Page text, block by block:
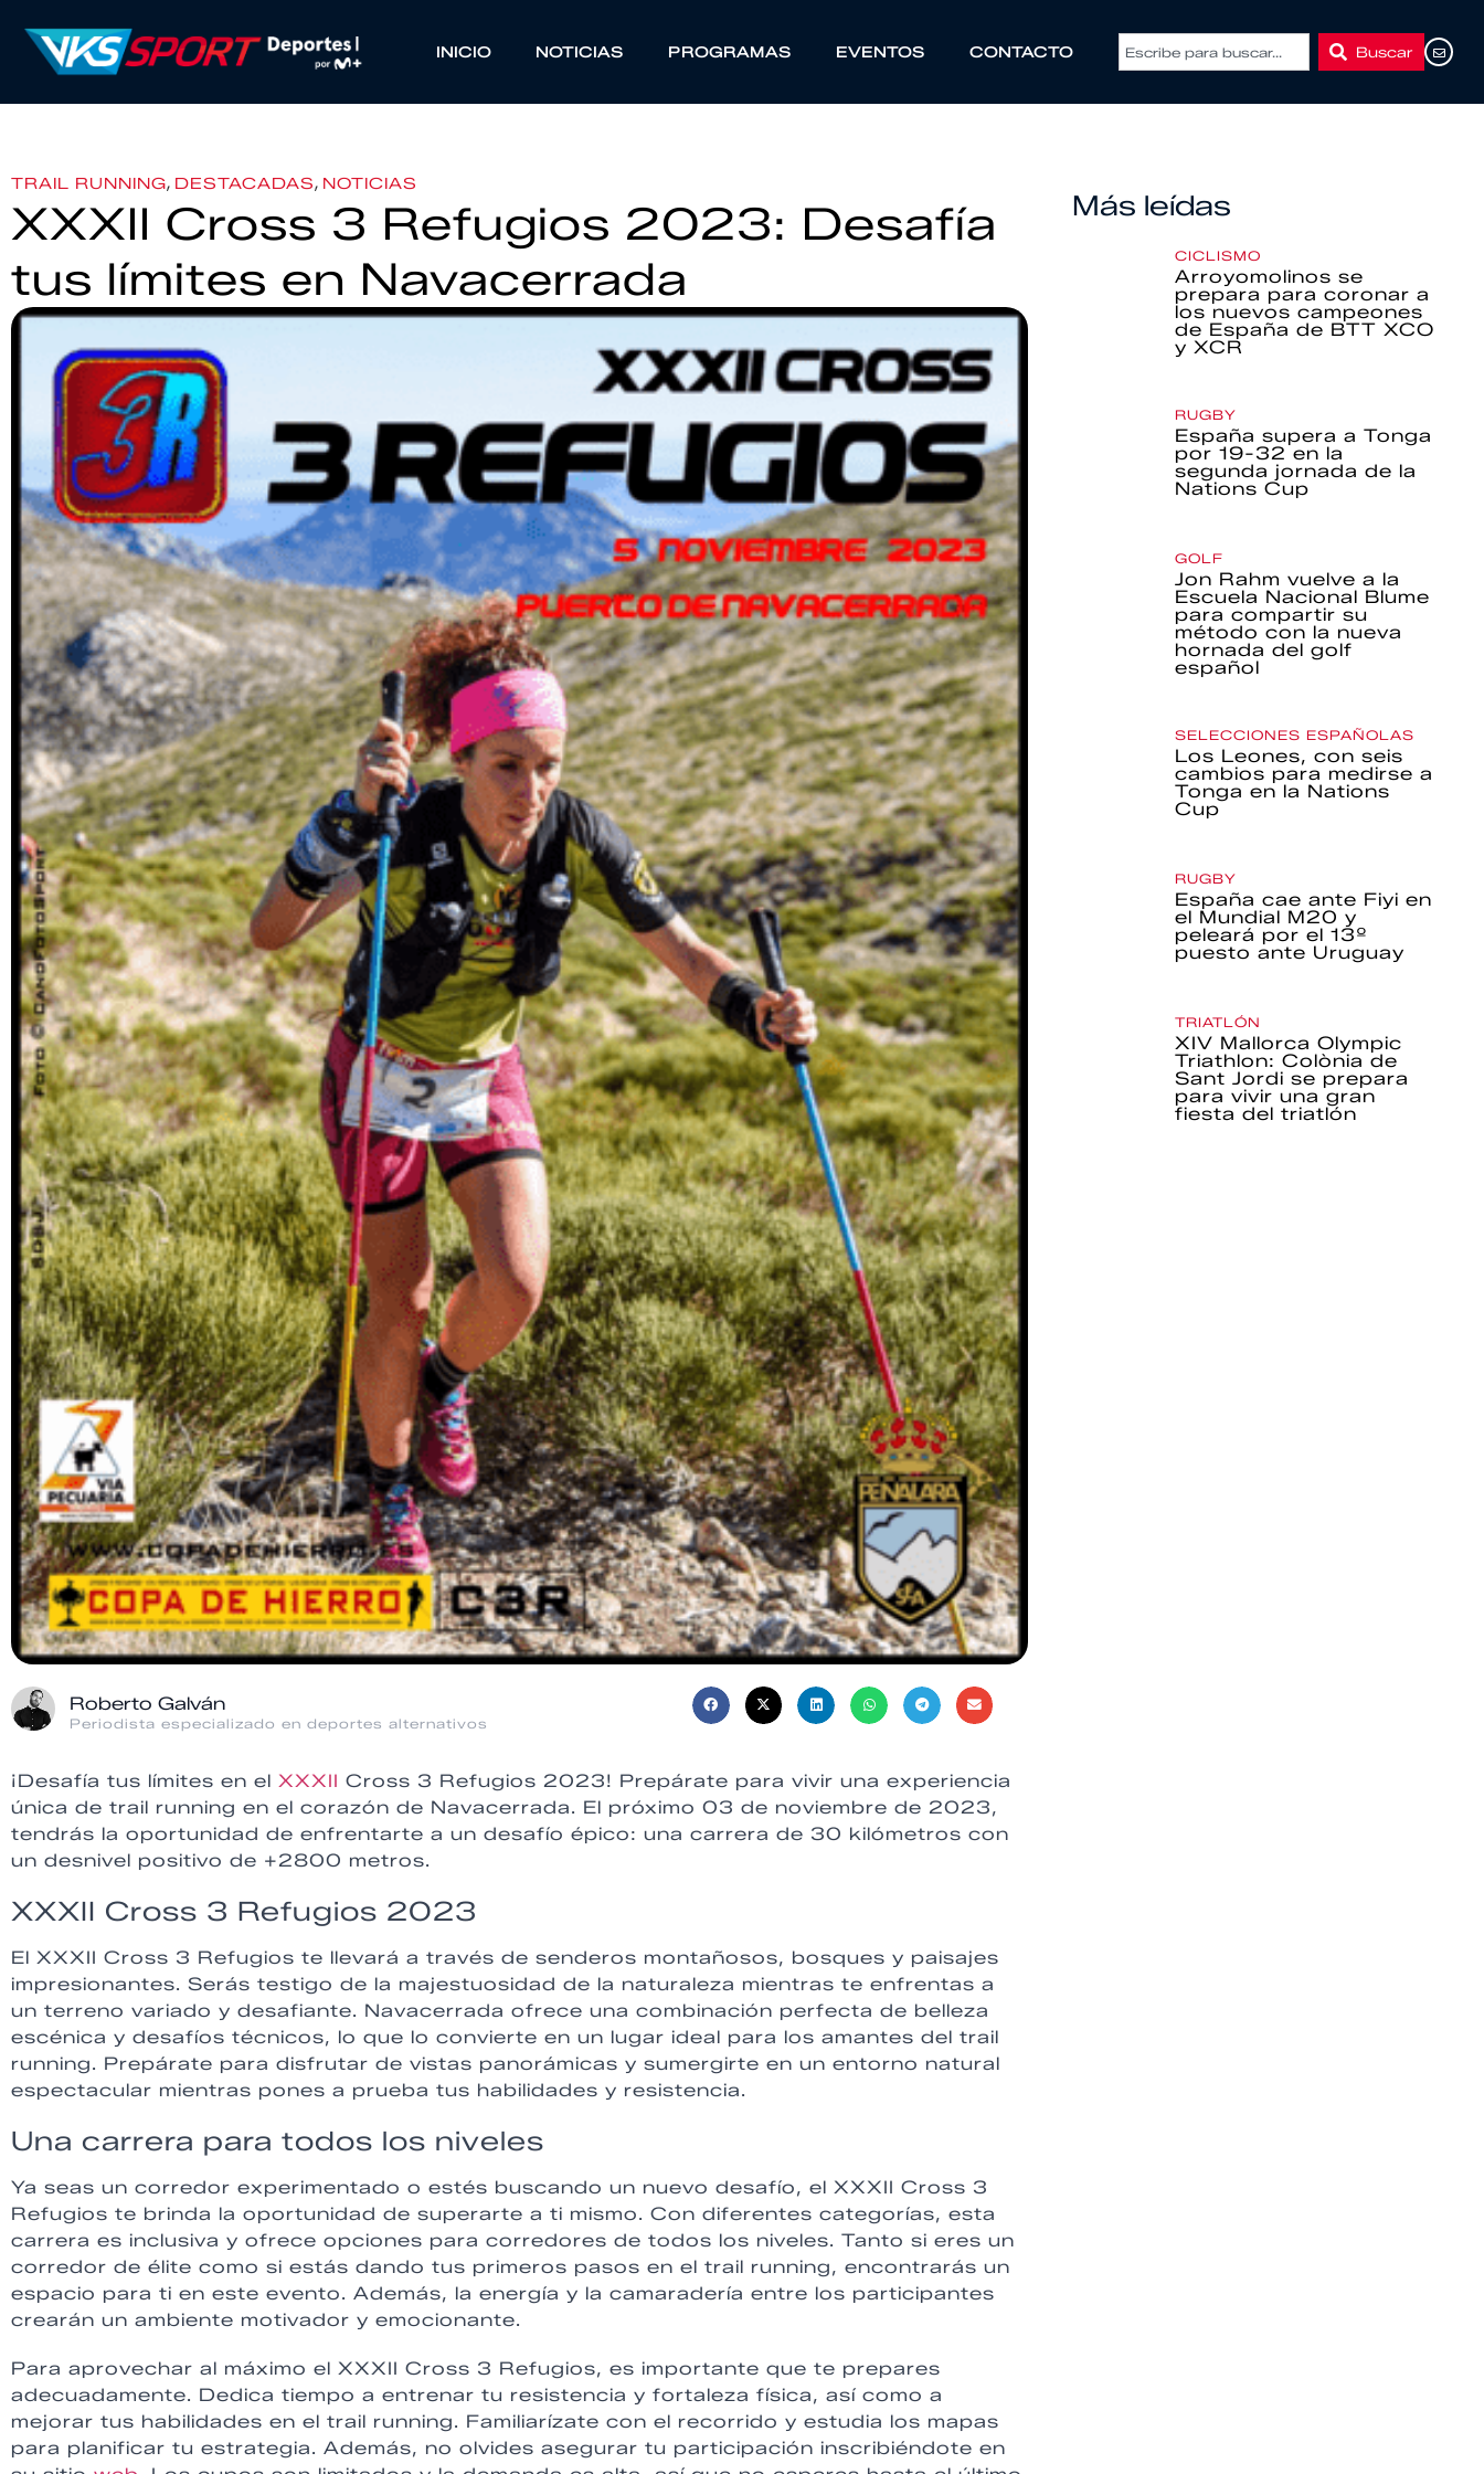
INICIO NOTICIAS PROGRAMAS EVENTOS CONTACTO Buscar
TRAIL RUNNING, DESTACADAS, NOTICIAS
XXXII Cross 3 Refugios 2023: Desafía
tus límites en Navacerrada
Roberto Galván
Periodista especializado en deportes alternativos
¡Desafía tus límites en el XXXII Cross 3 Refugios 2023! Prepárate para vivir una experiencia
única de trail running en el corazón de Navacerrada. El próximo 03 de noviembre de 2023,
tendrás la oportunidad de enfrentarte a un desafío épico: una carrera de 30 kilómetros con
un desnivel positivo de +2800 metros.
XXXII Cross 3 Refugios 2023
El XXXII Cross 3 Refugios te llevará a través de senderos montañosos, bosques y paisajes
impresionantes. Serás testigo de la majestuosidad de la naturaleza mientras te enfrentas a
un terreno variado y desafiante. Navacerrada ofrece una combinación perfecta de belleza
escénica y desafíos técnicos, lo que lo convierte en un lugar ideal para los amantes del trail
running. Prepárate para disfrutar de vistas panorámicas y sumergirte en un entorno natural
espectacular mientras pones a prueba tus habilidades y resistencia.
Una carrera para todos los niveles
Ya seas un corredor experimentado o estés buscando un nuevo desafío, el XXXII Cross 3
Refugios te brinda la oportunidad de superarte a ti mismo. Con diferentes categorías, esta
carrera es inclusiva y ofrece opciones para corredores de todos los niveles. Tanto si eres un
corredor de élite como si estás dando tus primeros pasos en el trail running, encontrarás un
espacio para ti en este evento. Además, la energía y la camaradería entre los participantes
crearán un ambiente motivador y emocionante.
Para aprovechar al máximo el XXXII Cross 3 Refugios, es importante que te prepares
adecuadamente. Dedica tiempo a entrenar tu resistencia y fortaleza física, así como a
mejorar tus habilidades en el trail running. Familiarízate con el recorrido y estudia los mapas
para planificar tu estrategia. Además, no olvides asegurar tu participación inscribiéndote en
Más leídas
CICLISMO
Arroyomolinos se
prepara para coronar a
los nuevos campeones
de España de BTT XCO
y XCR
RUGBY
España supera a Tonga
por 19-32 en la
segunda jornada de la
Nations Cup
GOLF
Jon Rahm vuelve a la
Escuela Nacional Blume
para compartir su
método con la nueva
hornada del golf
español
SELECCIONES ESPAÑOLAS
Los Leones, con seis
cambios para medirse a
Tonga en la Nations
Cup
RUGBY
España cae ante Fiyi en
el Mundial M20 y
peleará por el 13º
puesto ante Uruguay
TRIATLÓN
XIV Mallorca Olympic
Triathlon: Colònia de
Sant Jordi se prepara
para vivir una gran
fiesta del triatlón